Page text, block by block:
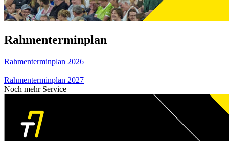
Rahmenterminplan
Rahmenterminplan 2026
Rahmenterminplan 2027
Noch mehr Service